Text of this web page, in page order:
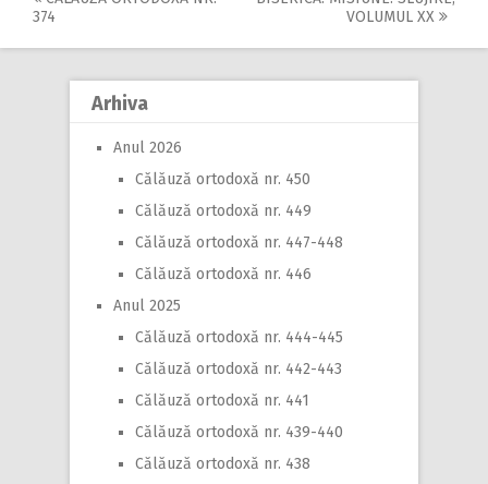
Post
navigation
374
VOLUMUL XX
Arhiva
Anul 2026
Călăuză ortodoxă nr. 450
Călăuză ortodoxă nr. 449
Călăuză ortodoxă nr. 447-448
Călăuză ortodoxă nr. 446
Anul 2025
Călăuză ortodoxă nr. 444-445
Călăuză ortodoxă nr. 442-443
Călăuză ortodoxă nr. 441
Călăuză ortodoxă nr. 439-440
Călăuză ortodoxă nr. 438